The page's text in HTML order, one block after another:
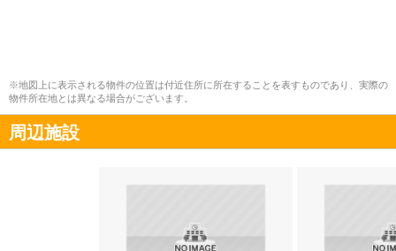
※地図上に表示される物件の位置は付近住所に所在することを表すものであり、実際の
物件所在地とは異なる場合がございます。
周辺施設